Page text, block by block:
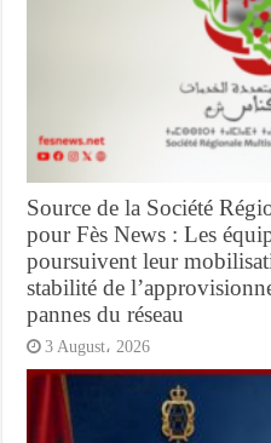
Source de la Société
pour Fès News : Les
poursuivent leur
stabilité de
pannes du réseau
3 August، 2026